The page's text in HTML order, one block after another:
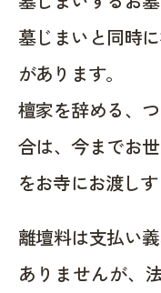
墓じまいと同時
があります。
檀家を辞める、
合は、今までお
をお寺にお渡し
離壇料は支払い
ありませんが、